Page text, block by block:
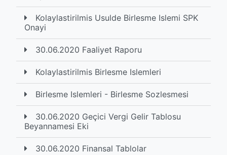
Kolaylastirilmis Usulde Birlesme Islemi SPK
Onayi
30.06.2020 Faaliyet Raporu
Kolaylastirilmis Birlesme Islemleri
Birlesme Islemleri - Birlesme Sozlesmesi
30.06.2020 Geçici Vergi Gelir Tablosu
Beyannamesi Eki
30.06.2020 Finansal Tablolar